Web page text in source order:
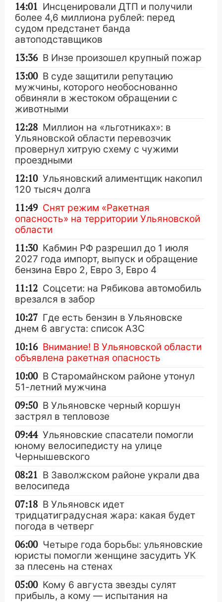
14:01 Инсценировали ДТП и получили
более 4,6 миллиона рублей: перед
судом предстанет банда
автоподставщиков
13:36 В Инзе произошел крупный пожар
13:00 В суде защитили репутацию
мужчины, которого необоснованно
обвиняли в жестоком обращении с
животными
12:28 Миллион на «льготниках»: в
Ульяновской области перевозчик
провернул хитрую схему с чужими
проездными
12:10 Ульяновский алиментщик накопил
120 тысяч долга
11:49 Снят режим «Ракетная
опасность» на территории Ульяновской
области
11:30 Кабмин РФ разрешил до 1 июля
2027 года импорт, выпуск и обращение
бензина Евро 2, Евро 3, Евро 4
11:12 Соцсети: на Рябикова автомобиль
врезался в забор
10:27 Где есть бензин в Ульяновске
днем 6 августа: список АЗС
10:16 Внимание! В Ульяновской области
объявлена ракетная опасность
10:00 В Старомайнском районе утонул
51-летний мужчина
09:50 В Ульяновске черный коршун
застрял в тепловозе
09:44 Ульяновские спасатели помогли
юному велосипедисту на улице
Чернышевского
08:21 В Заволжском районе украли два
велосипеда
07:18 В Ульяновск идет
тридцатиградусная жара: какая будет
погода в четверг
06:00 Четыре года борьбы: ульяновские
юристы помогли женщине засудить УК
за плесень на стенах
05:00 Кому 6 августа звезды сулят
прибыль, а кому — испытания на